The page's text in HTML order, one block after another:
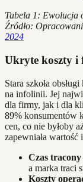
Tabela 1: Ewolucja
Źródło:
2024
Ukryte koszty i
Stara szkoła
na infolinii. Jej
dla firmy, jak i dla
89% konsumentów
cen, co nie byłoby
zapewniała wartość
Czas
a marka traci
Koszty